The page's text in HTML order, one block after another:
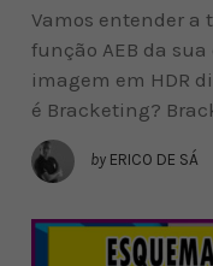
Vamos entender a
função AEB da
imagem em HDR
é Bracketing?
by ERICO DE SÁ